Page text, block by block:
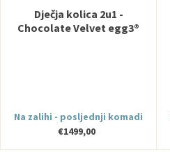
Dječja kolica 2u1 -
Chocolate Velvet egg3®
Na zalihi - posljednji komadi
€1499,00